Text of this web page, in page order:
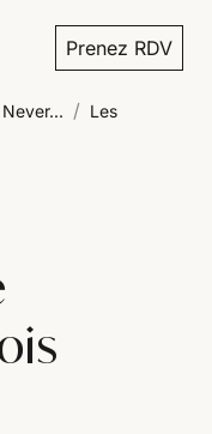
Prenez RDV
Never... / Les